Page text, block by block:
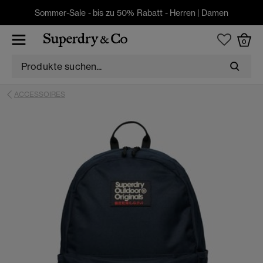
Sommer-Sale - bis zu 50% Rabatt - Herren | Damen
0
ACCESSOIRES